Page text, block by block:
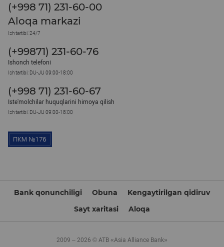
(+998 71) 231-60-00
Aloqa markazi
Ish tartibi: 24/7
(+99871) 231-60-76
Ishonch telefoni
Ish tartibi: DU-JU 09:00-18:00
(+998 71) 231-60-67
Iste'molchilar huquqlarini himoya qilish
Ish tartibi: DU-JU 09:00-18:00
Bank qonunchiligi Obuna
Kengaytirilgan qidiruv
Sayt xaritasi
Aloqa
2009 – 2026 © ATB «Asia Alliance Bank»